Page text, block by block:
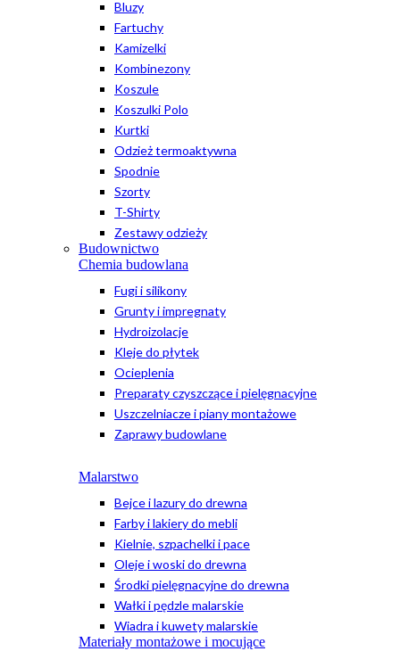
Bluzy
Fartuchy
Kamizelki
Kombinezony
Koszule
Koszulki Polo
Kurtki
Odzież termoaktywna
Spodnie
Szorty
T-Shirty
Zestawy odzieży
Budownictwo
Chemia budowlana
Fugi i silikony
Grunty i impregnaty
Hydroizolacje
Kleje do płytek
Ocieplenia
Preparaty czyszczące i pielęgnacyjne
Uszczelniacze i piany montażowe
Zaprawy budowlane
Malarstwo
Bejce i lazury do drewna
Farby i lakiery do mebli
Kielnie, szpachelki i pace
Oleje i woski do drewna
Środki pielęgnacyjne do drewna
Wałki i pędzle malarskie
Wiadra i kuwety malarskie
Materiały montażowe i mocujące